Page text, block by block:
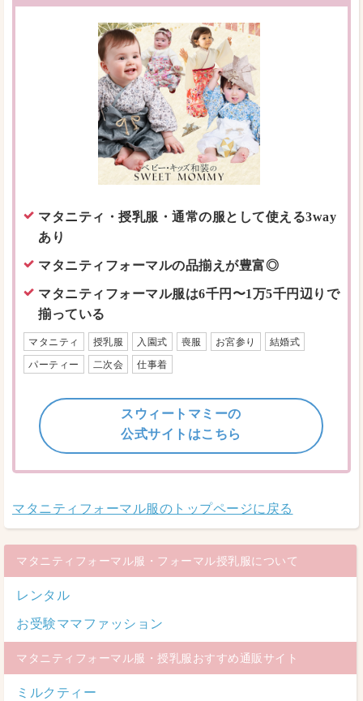
マタニティ・授乳服・通常の服として使える3way
あり
マタニティフォーマルの品揃えが豊富◎
マタニティフォーマル服は6千円〜1万5千円辺りで
揃っている
マタニティ 授乳服 入園式 喪服 お宮参り
結婚式
パーティー
二次会 仕事着
スウィートマミーの
公式サイトはこちら
マタニティフォーマル服のトップページに戻る
マタニティフォーマル服・フォーマル授乳服について
レンタル
お受験ママファッション
マタニティフォーマル服・授乳服おすすめ通販サイト
ミルクティー